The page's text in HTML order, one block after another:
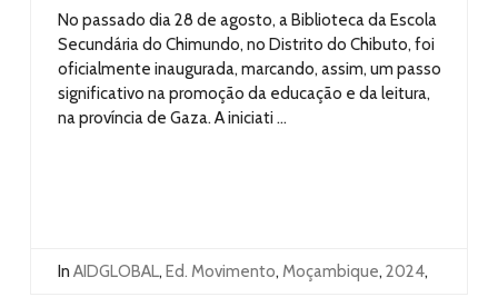
No passado dia 28 de agosto, a Biblioteca da Escola
Secundária do Chimundo, no Distrito do Chibuto, foi
oficialmente inaugurada, marcando, assim, um passo
significativo na promoção da educação e da leitura,
na província de Gaza. A iniciati ...
In AIDGLOBAL, Ed. Movimento, Moçambique, 2024,